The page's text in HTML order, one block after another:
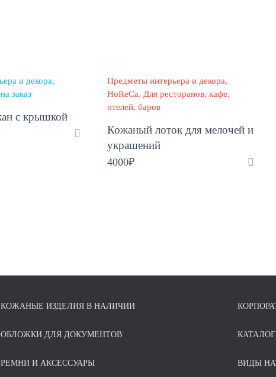
и декора
заказ
с крышкой
Предметы интерьера и декора
HoReCa. Для ресторанов, кафе,
отелей, баров
Кожаный лоток для мелочей и
украшений
4000₽
КОЖАНЫЕ ИЗДЕЛИЯ В НАЛИЧИИ
ОБЛОЖКИ ДЛЯ ДОКУМЕНТОВ
РЕМНИ И АКСЕССУАРЫ ВИДЫ